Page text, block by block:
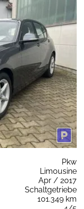
Pkw
Limousine
Apr / 2017
Schaltgetriebe
101.349 km